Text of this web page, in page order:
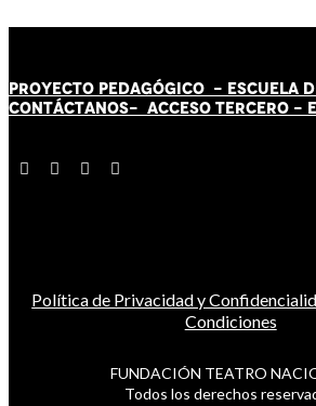
PROYECTO PEDAGÓGICO - ESCUELA
CONTÁCTANOS- ACCESO TERCERO -
Política de Privacidad y
Condiciones
FUNDACIÓN TEATRO
Todos los derechos